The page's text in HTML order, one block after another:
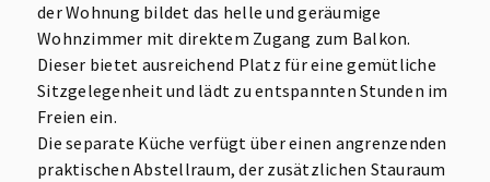
der Wohnung bildet das helle und geräumige
Wohnzimmer mit direktem Zugang zum Balkon.
Dieser bietet ausreichend Platz für eine gemütliche
Sitzgelegenheit und lädt zu entspannten Stunden im
Freien ein.
Die separate Küche verfügt über einen angrenzenden
praktischen Abstellraum, der zusätzlichen Stauraum